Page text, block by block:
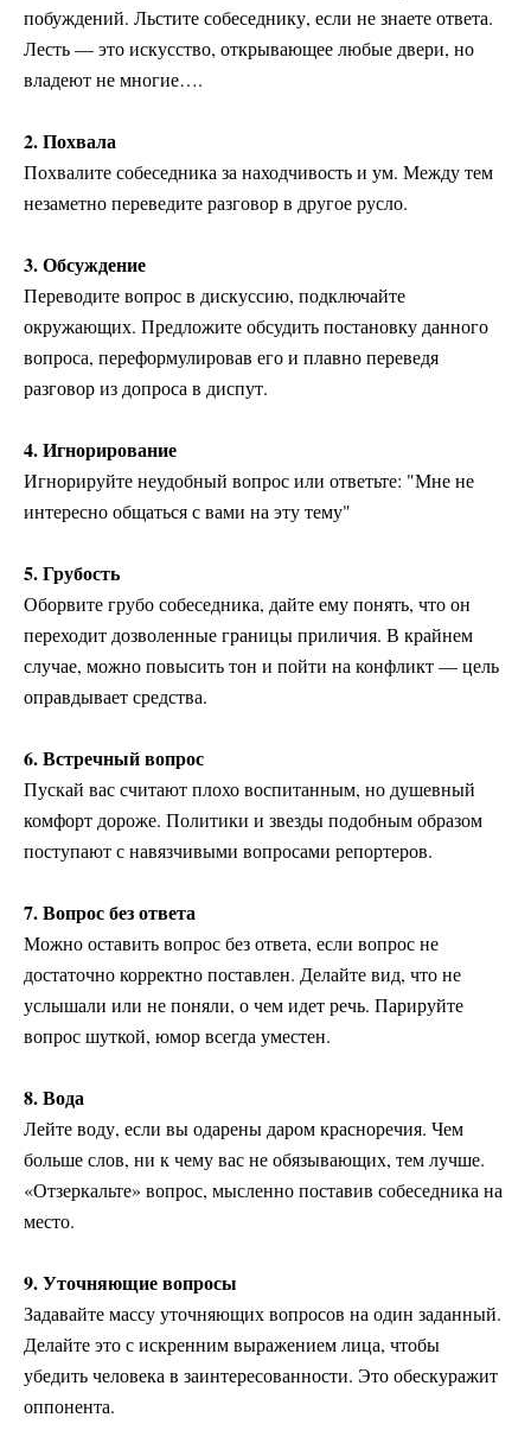
побуждений. Льстите собеседнику, если не знаете ответа.
Лесть — это искусство, открывающее любые двери, но
владеют не многие….
2. Похвала
Похвалите собеседника за находчивость и ум. Между тем
незаметно переведите разговор в другое русло.
3. Обсуждение
Переводите вопрос в дискуссию, подключайте
окружающих. Предложите обсудить постановку данного
вопроса, переформулировав его и плавно переведя
разговор из допроса в диспут.
4. Игнорирование
Игнорируйте неудобный вопрос или ответьте: "Мне не
интересно общаться с вами на эту тему"
5. Грубость
Оборвите грубо собеседника, дайте ему понять, что он
переходит дозволенные границы приличия. В крайнем
случае, можно повысить тон и пойти на конфликт — цель
оправдывает средства.
6. Встречный вопрос
Пускай вас считают плохо воспитанным, но душевный
комфорт дороже. Политики и звезды подобным образом
поступают с навязчивыми вопросами репортеров.
7. Вопрос без ответа
Можно оставить вопрос без ответа, если вопрос не
достаточно корректно поставлен. Делайте вид, что не
услышали или не поняли, о чем идет речь. Парируйте
вопрос шуткой, юмор всегда уместен.
8. Вода
Лейте воду, если вы одарены даром красноречия. Чем
больше слов, ни к чему вас не обязывающих, тем лучше.
«Отзеркальте» вопрос, мысленно поставив собеседника на
место.
9. Уточняющие вопросы
Задавайте массу уточняющих вопросов на один заданный.
Делайте это с искренним выражением лица, чтобы
убедить человека в заинтересованности. Это обескуражит
оппонента.